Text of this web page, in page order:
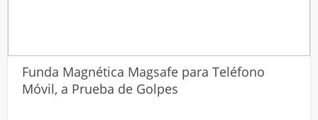
Funda Magnética Magsafe para Teléfono
Móvil, a Prueba de Golpes